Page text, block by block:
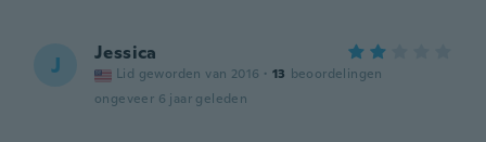
J Jessica
Lid geworden van 2016 · 13 beoordelingen
ongeveer 6 jaar geleden